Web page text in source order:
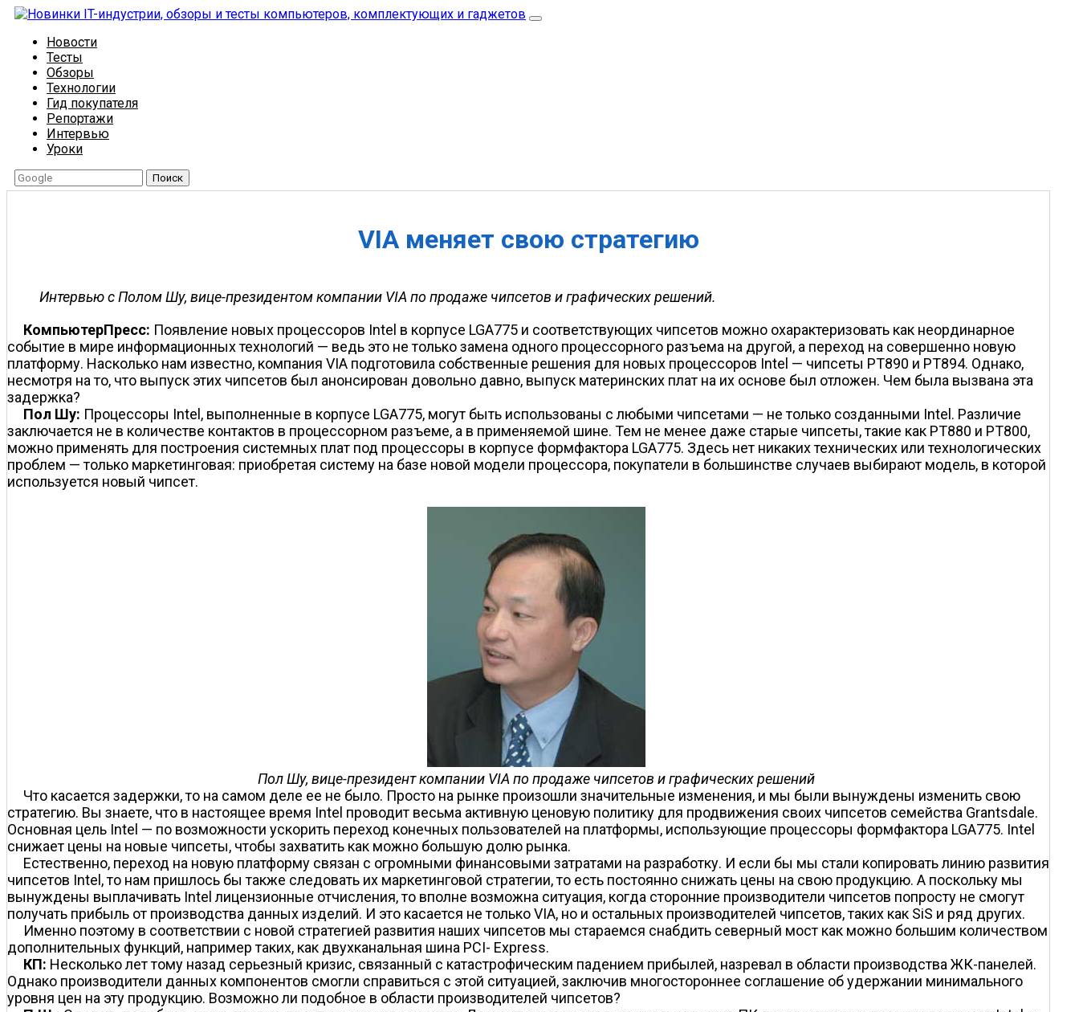
Новости
Тесты
Обзоры
Технологии
Гид покупателя
Репортажи
Интервью
Уроки
Поиск
VIA меняет свою стратегию
Интервью с Полом Шу, вице-президентом компании VIA по продаже чипсетов и графических решений.
КомпьютерПресс: Появление новых процессоров Intel в корпусе LGA775 и соответствующих чипсетов можно охарактеризовать как неординарное
событие в мире информационных технологий — ведь это не только замена одного процессорного разъема на другой, а переход на совершенно новую
платформу. Насколько нам известно, компания VIA подготовила собственные решения для новых процессоров Intel — чипсеты PT890 и PT894. Однако,
несмотря на то, что выпуск этих чипсетов был анонсирован довольно давно, выпуск материнских плат на их основе был отложен. Чем была вызвана эта
задержка?
Пол Шу: Процессоры Intel, выполненные в корпусе LGA775, могут быть использованы с любыми чипсетами — не только созданными Intel. Различие
заключается не в количестве контактов в процессорном разъеме, а в применяемой шине. Тем не менее даже старые чипсеты, такие как PT880 и PT800,
можно применять для построения системных плат под процессоры в корпусе формфактора LGA775. Здесь нет никаких технических или технологических
проблем — только маркетинговая: приобретая систему на базе новой модели процессора, покупатели в большинстве случаев выбирают модель, в которой
используется новый чипсет.
Пол Шу, вице-президент компании VIA по продаже чипсетов и графических решений
Что касается задержки, то на самом деле ее не было. Просто на рынке произошли значительные изменения, и мы были вынуждены изменить свою
стратегию. Вы знаете, что в настоящее время Intel проводит весьма активную ценовую политику для продвижения своих чипсетов семейства Grantsdale.
Основная цель Intel — по возможности ускорить переход конечных пользователей на платформы, использующие процессоры формфактора LGA775. Intel
снижает цены на новые чипсеты, чтобы захватить как можно большую долю рынка.
Естественно, переход на новую платформу связан с огромными финансовыми затратами на разработку. И если бы мы стали копировать линию развития
чипсетов Intel, то нам пришлось бы также следовать их маркетинговой стратегии, то есть постоянно снижать цены на свою продукцию. А поскольку мы
вынуждены выплачивать Intel лицензионные отчисления, то вполне возможна ситуация, когда сторонние производители чипсетов попросту не смогут
получать прибыль от производства данных изделий. И это касается не только VIA, но и остальных производителей чипсетов, таких как SiS и ряд других.
Именно поэтому в соответствии с новой стратегией развития наших чипсетов мы стараемся снабдить северный мост как можно большим количеством
дополнительных функций, например таких, как двухканальная шина PCI- Express.
КП: Несколько лет тому назад серьезный кризис, связанный с катастрофическим падением прибылей, назревал в области производства ЖК-панелей.
Однако производители данных компонентов смогли справиться с этой ситуацией, заключив многостороннее соглашение об удержании минимального
уровня цен на эту продукцию. Возможно ли подобное в области производителей чипсетов?